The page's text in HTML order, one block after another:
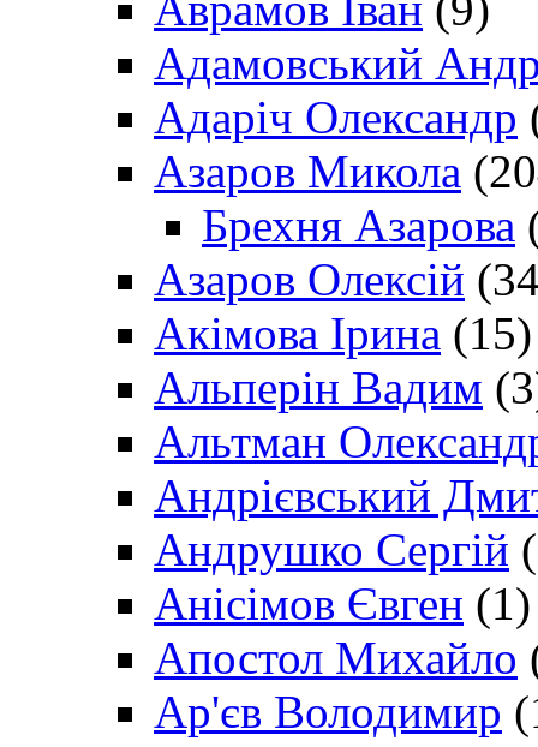
Адамовський
Адаріч Олександр
Азаров Микола
Брехня Азарова
Азаров Олексій
Акімова Ірина (15)
Альперін Вадим
Альтман
Андрієвський
Андрушко Сергій
Анісімов Євген (1)
Апостол Михайло
Ар'єв Володимир